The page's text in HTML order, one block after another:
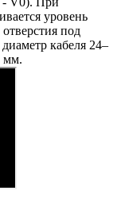
уровень
под
кабеля 24–
мм.